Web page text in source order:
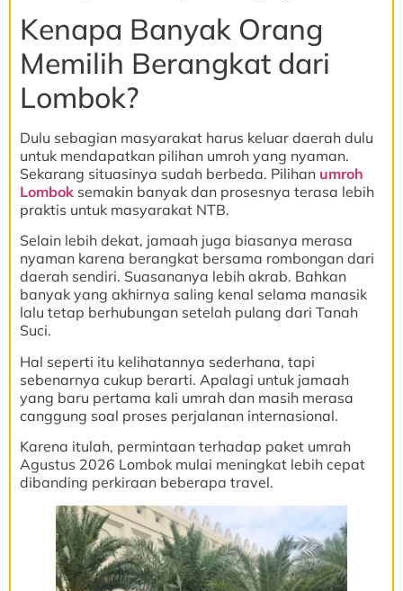
Kenapa Banyak Orang
Memilih Berangkat dari
Lombok?
Dulu sebagian masyarakat harus keluar daerah dulu
untuk mendapatkan pilihan umroh yang nyaman.
Sekarang situasinya sudah berbeda. Pilihan umroh
Lombok semakin banyak dan prosesnya terasa lebih
praktis untuk masyarakat NTB.
Selain lebih dekat, jamaah juga biasanya merasa
nyaman karena berangkat bersama rombongan dari
daerah sendiri. Suasananya lebih akrab. Bahkan
banyak yang akhirnya saling kenal selama manasik
lalu tetap berhubungan setelah pulang dari Tanah
Suci.
Hal seperti itu kelihatannya sederhana, tapi
sebenarnya cukup berarti. Apalagi untuk jamaah
yang baru pertama kali umrah dan masih merasa
canggung soal proses perjalanan internasional.
Karena itulah, permintaan terhadap paket umrah
Agustus 2026 Lombok mulai meningkat lebih cepat
dibanding perkiraan beberapa travel.